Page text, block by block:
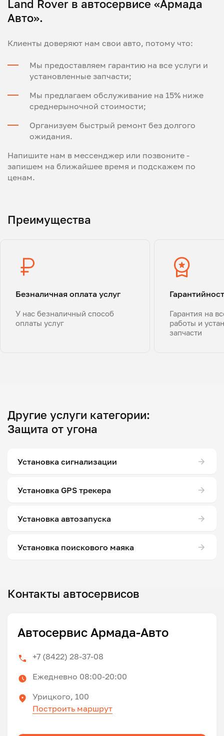
Land Rover в автосервисе «Армада
Авто».
Клиенты доверяют нам свои авто, потому что:
Мы предоставляем гарантию на все услуги и
установленные запчасти;
Мы предлагаем обслуживание на 15% ниже
среднерыночной стоимости;
Организуем быстрый ремонт без долгого
ожидания.
Напишите нам в мессенджер или позвоните -
запишем на ближайшее время и подскажем по
ценам.
Преимущества
Безналичная оплата услуг
У нас безналичный способ
оплаты услуг
Гарантия на
работы и
запчасти
Другие услуги категории:
Защита от угона
Установка сигнализации
Установка GPS трекера
Установка автозапуска
Установка поискового маяка
Контакты автосервисов
Автосервис Армада-Авто
+7 (8422) 28-37-08
Ежедневно 08:00-20:00
Урицкого, 100
Построить маршрут